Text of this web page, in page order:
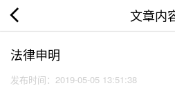
文章内
法律申明
发布时间：2019-05-05 13:51:38